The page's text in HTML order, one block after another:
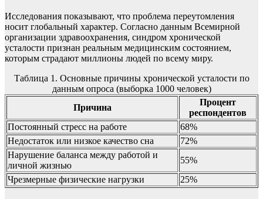
Исследования показывают, что проблема переутомления
носит глобальный характер. Согласно данным Всемирной
организации здравоохранения, синдром хронической
усталости признан реальным медицинским состоянием,
которым страдают миллионы людей по всему миру.
Таблица 1. Основные причины хронической усталости по
данным опроса (выборка 1000 человек)
Причина
Процент
респондентов
Постоянный стресс на работе
68%
Недостаток или низкое качество сна
72%
Нарушение баланса между работой и
личной жизнью
55%
Чрезмерные физические нагрузки
25%